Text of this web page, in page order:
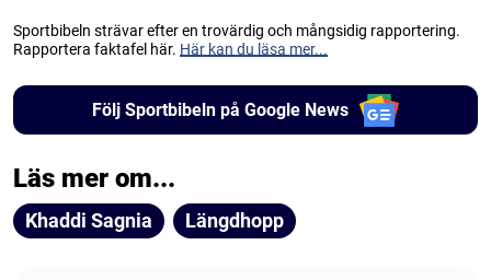
Sportbibeln strävar efter en trovärdig och mångsidig rapportering.
Rapportera faktafel här. Här kan du läsa mer...
Följ Sportbibeln på Google News
Läs mer om...
Khaddi Sagnia Längdhopp